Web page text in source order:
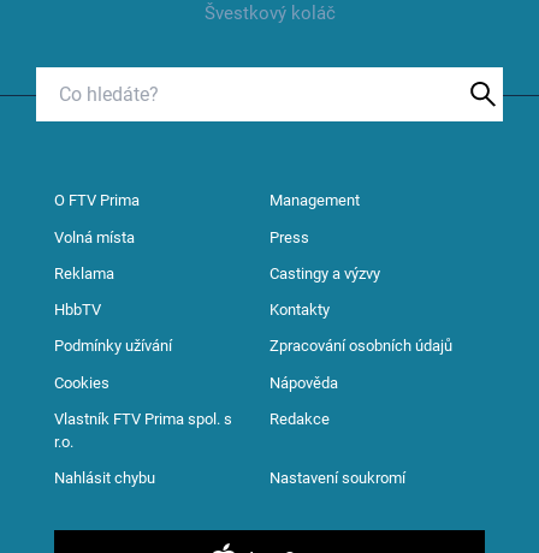
Švestkový koláč
O FTV Prima Management
Volná místa Press
Reklama Castingy a výzvy
HbbTV Kontakty
Podmínky užívání Zpracování osobních údajů
Cookies Nápověda
Vlastník FTV Prima spol. s
r.o.
Redakce
Nahlásit chybu Nastavení soukromí